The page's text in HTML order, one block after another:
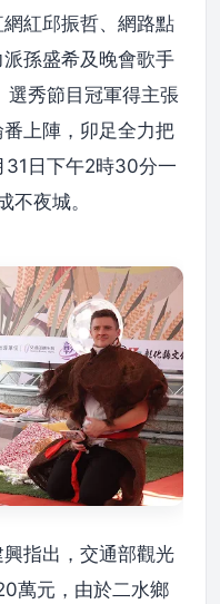
紅邱振哲、網路點
孫盛希及晚會歌手
選秀節目冠軍得主張
上陣，卯足全力把
31日下午2時30分一
不夜城。
指出，交通部觀光
萬元，由於二水鄉